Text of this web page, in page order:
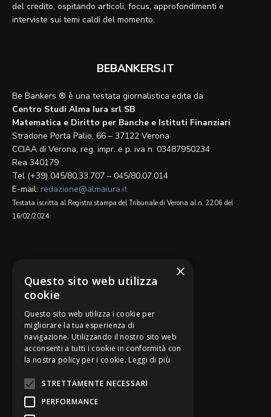
del credito, ospitando articoli, focus, approfondimenti e
interviste sui temi caldi del momento.
BEBANKERS.IT
Be Bankers ® è una testata giornalistica edita da:
Centro Studi Alma Iura srl SB
Matematica e Diritto per Banche e Istituti Finanziari
Stradone Porta Palio, 66 – 37122 Verona
CCIAA di Verona, reg. impr. e p. iva n. 03487950234
Rea 340179
Tel (+39) 045/80.33.707 – 045/80.07.014
E-mail: redazione@almaiura.it
Testata iscritta al Registro stampa del Tribunale di Verona al n. 2206 del
16/02/2024
Be Bankers è ideato da
×
Questo sito web utilizza
cookie
Questo sito web utilizza i cookie per
migliorare la tua esperienza di
navigazione. Utilizzando il nostro sito web
acconsenti a tutti i cookie in conformità con
la nostra policy per i cookie. Leggi di più
STRETTAMENTE NECESSARI
PERFORMANCE